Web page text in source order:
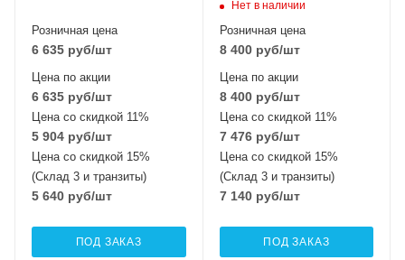
Розничная цена
6 635 руб/шт
Цена по акции
6 635 руб/шт
Цена со скидкой 11%
5 904 руб/шт
Цена со скидкой 15%
(Склад 3 и транзиты)
5 640 руб/шт
ПОД ЗАКАЗ
Нет в наличии
Розничная цена
8 400руб/шт
Цена по акции
8 400руб/шт
Цена со скидкой 11%
7 476руб/шт
Цена со скидкой 15%
(Склад 3 и транзиты)
7 140руб/шт
ПОД ЗАКАЗ